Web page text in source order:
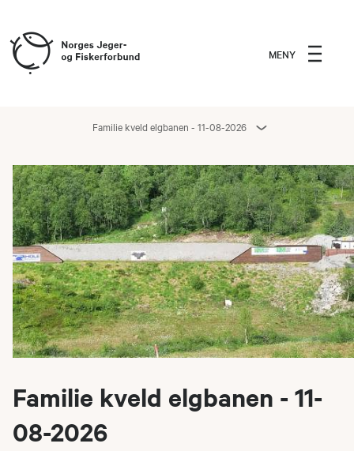
MENY
Familie kveld elgbanen - 11-08-2026
Familie kveld elgbanen - 11-
08-2026